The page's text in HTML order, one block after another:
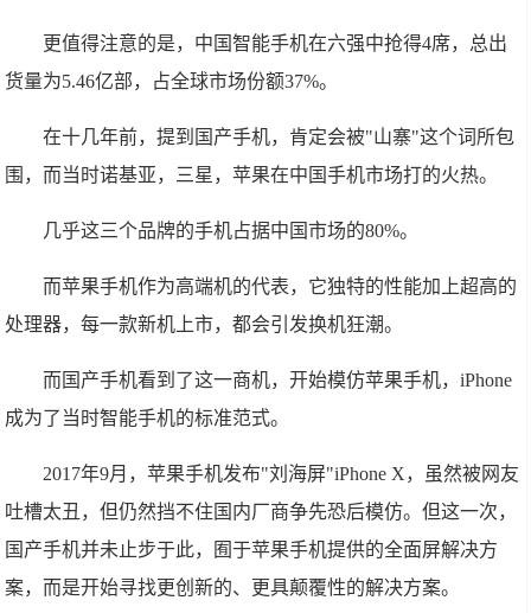
更值得注意的是，中国智能手机在六强中抢得4席，总出
货量为5.46亿部，占全球市场份额37%。
在十几年前，提到国产手机，肯定会被"山寨"这个词所包
围，而当时诺基亚，三星，苹果在中国手机市场打的火热。
几乎这三个品牌的手机占据中国市场的80%。
而苹果手机作为高端机的代表，它独特的性能加上超高的
处理器，每一款新机上市，都会引发换机狂潮。
而国产手机看到了这一商机，开始模仿苹果手机，iPhone
成为了当时智能手机的标准范式。
2017年9月，苹果手机发布"刘海屏"iPhone X，虽然被网友
吐槽太丑，但仍然挡不住国内厂商争先恐后模仿。但这一次，
国产手机并未止步于此，囿于苹果手机提供的全面屏解决方
案，而是开始寻找更创新的、更具颠覆性的解决方案。